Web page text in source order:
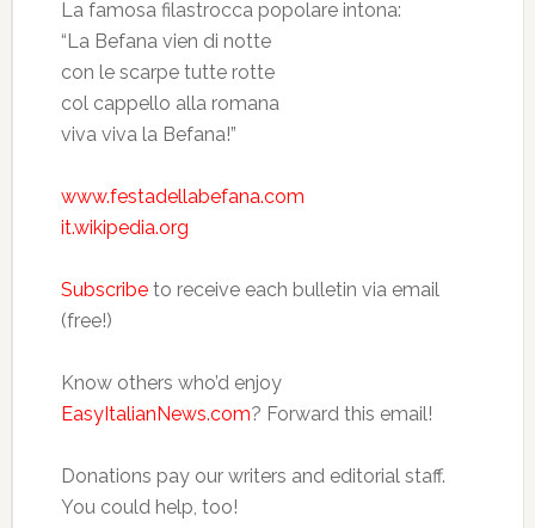
La famosa filastrocca popolare intona:
“La Befana vien di notte
con le scarpe tutte rotte
col cappello alla romana
viva viva la Befana!”
www.festadellabefana.com
it.wikipedia.org
Subscribeto receive each bulletin via email
(free!)
Know others who’d enjoy
EasyItalianNews.com? Forward this email!
Donations pay our writers and editorial staff.
You could help, too!